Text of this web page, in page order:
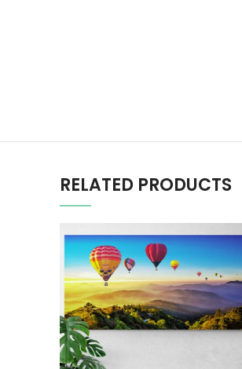
RELATED PRODUCTS